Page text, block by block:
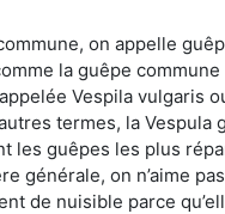
on appelle
la guêpe commune
Vespila vulgaris
termes, la Vespula
les guêpes les plus
générale, on n’aime
de nuisible parce